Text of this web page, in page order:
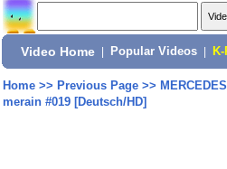
Video Home Popular Videos
Home>> Previous Page>>
merain #019 [Deutsch/HD]